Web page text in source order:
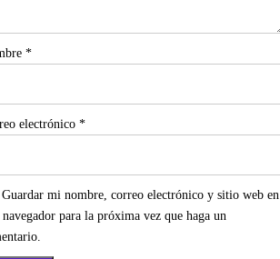
*
electrónico *
Guardar mi nombre, correo electrónico y sitio web en
navegador para la próxima vez que haga un